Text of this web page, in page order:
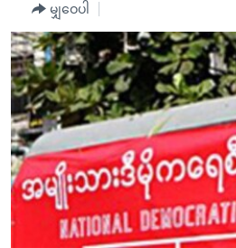
အကြောင်းအရာ
သို့
ကျော်
ကြည့်
ရန်
ပင်မ
အ
ညွန်း
စာမျက်နှာ
အစ္စရေး-ပါလက်စတိုင်း
ရပ်ဝန်းတခု လမ်းတခု အလွန်
အင်္ဂလိပ်စာလေ့လာမယ်
အမေရိကန်သုံးအီဒီယံ
မကြေးမုံရဲ့ အင်္ဂလိပ်စာ
ရုပ်ရှင်ထဲက အင်္ဂလိပ်စာ
သုတပဒေသာ အင်္ဂလိပ်စာ
အပတ်စဉ်ကဏ္ဍများ
ရေဒီယို
တီဗွီ
ရေဒီယိုနှင့်ရုပ်သံ အချက်အလက်များ
ရေဒီယို/တီဗွီအစီအစဉ်
Learning English
မျှဝေပါ